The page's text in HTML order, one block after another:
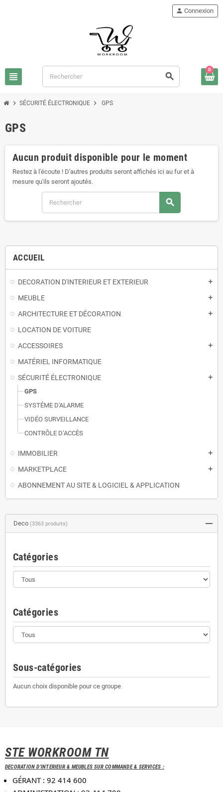
view_headline search
person Connexion
0
chevron_right SÉCURITÉ ÉLECTRONIQUE chevron_right GPS
ACCUEIL
DECORATION D'INTERIEUR ET EXTERIEUR add
MEUBLE add
ARCHITECTURE ET DÉCORATION add
LOCATION DE VOITURE
ACCESSOIRES
add
MATÉRIEL INFORMATIQUE
SÉCURITÉ ÉLECTRONIQUE
add
GPS
SYSTÉME D'ALARME
VIDÉO SURVEILLANCE
CONTRÔLE D’ACCÈS
IMMOBILIER add
MARKETPLACE add
ABONNEMENT AU SITE & LOGICIEL & APPLICATION
Deco (3363 produits)
Catégories
Catégories
Sous-catégories
Aucun choix disponible pour ce groupe
GPS
Aucun produit disponible pour le moment
Restez à l'écoute ! D'autres produits seront affichés ici au fur et à
mesure qu'ils seront ajoutés.
search
STE WORKROOM TN
DECORATION D'INTERIEUR & MEUBLES SUR COMMANDE & SERVICES :
GÉRANT : 92 414 600